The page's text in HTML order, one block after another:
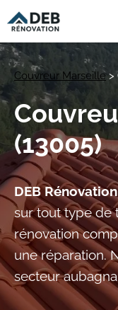
au
contenu
Couvreur Marseille >
(13005)
DEB Rénovation
sur tout type de
rénovation
une réparation.
secteur